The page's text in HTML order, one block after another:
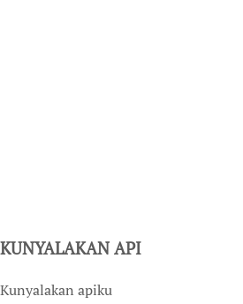
KUNYALAKAN API
Kunyalakan apiku